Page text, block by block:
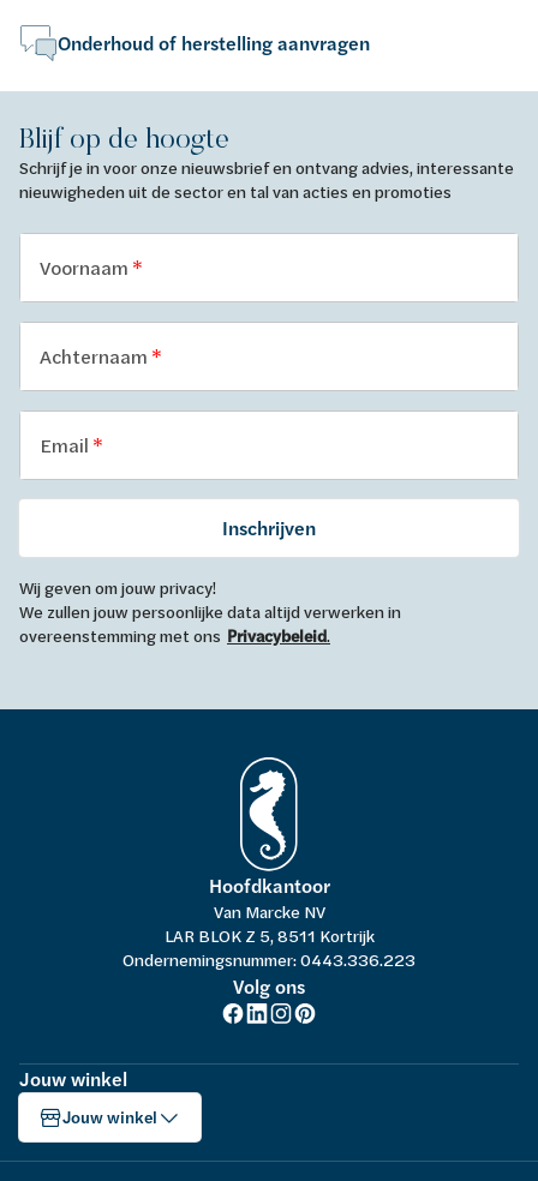
Onderhoud of herstelling aanvragen
Blijf op de hoogte
Schrijf je in voor onze nieuwsbrief en ontvang advies, interessante
nieuwigheden uit de sector en tal van acties en promoties
Voornaam
Achternaam
Email
Inschrijven
Wij geven om jouw privacy!
We zullen jouw persoonlijke data altijd verwerken in
overeenstemming met ons Privacybeleid.
Hoofdkantoor
Van Marcke NV
LAR BLOK Z 5, 8511 Kortrijk
Ondernemingsnummer: 0443.336.223
Volg ons
Jouw winkel
Jouw winkel